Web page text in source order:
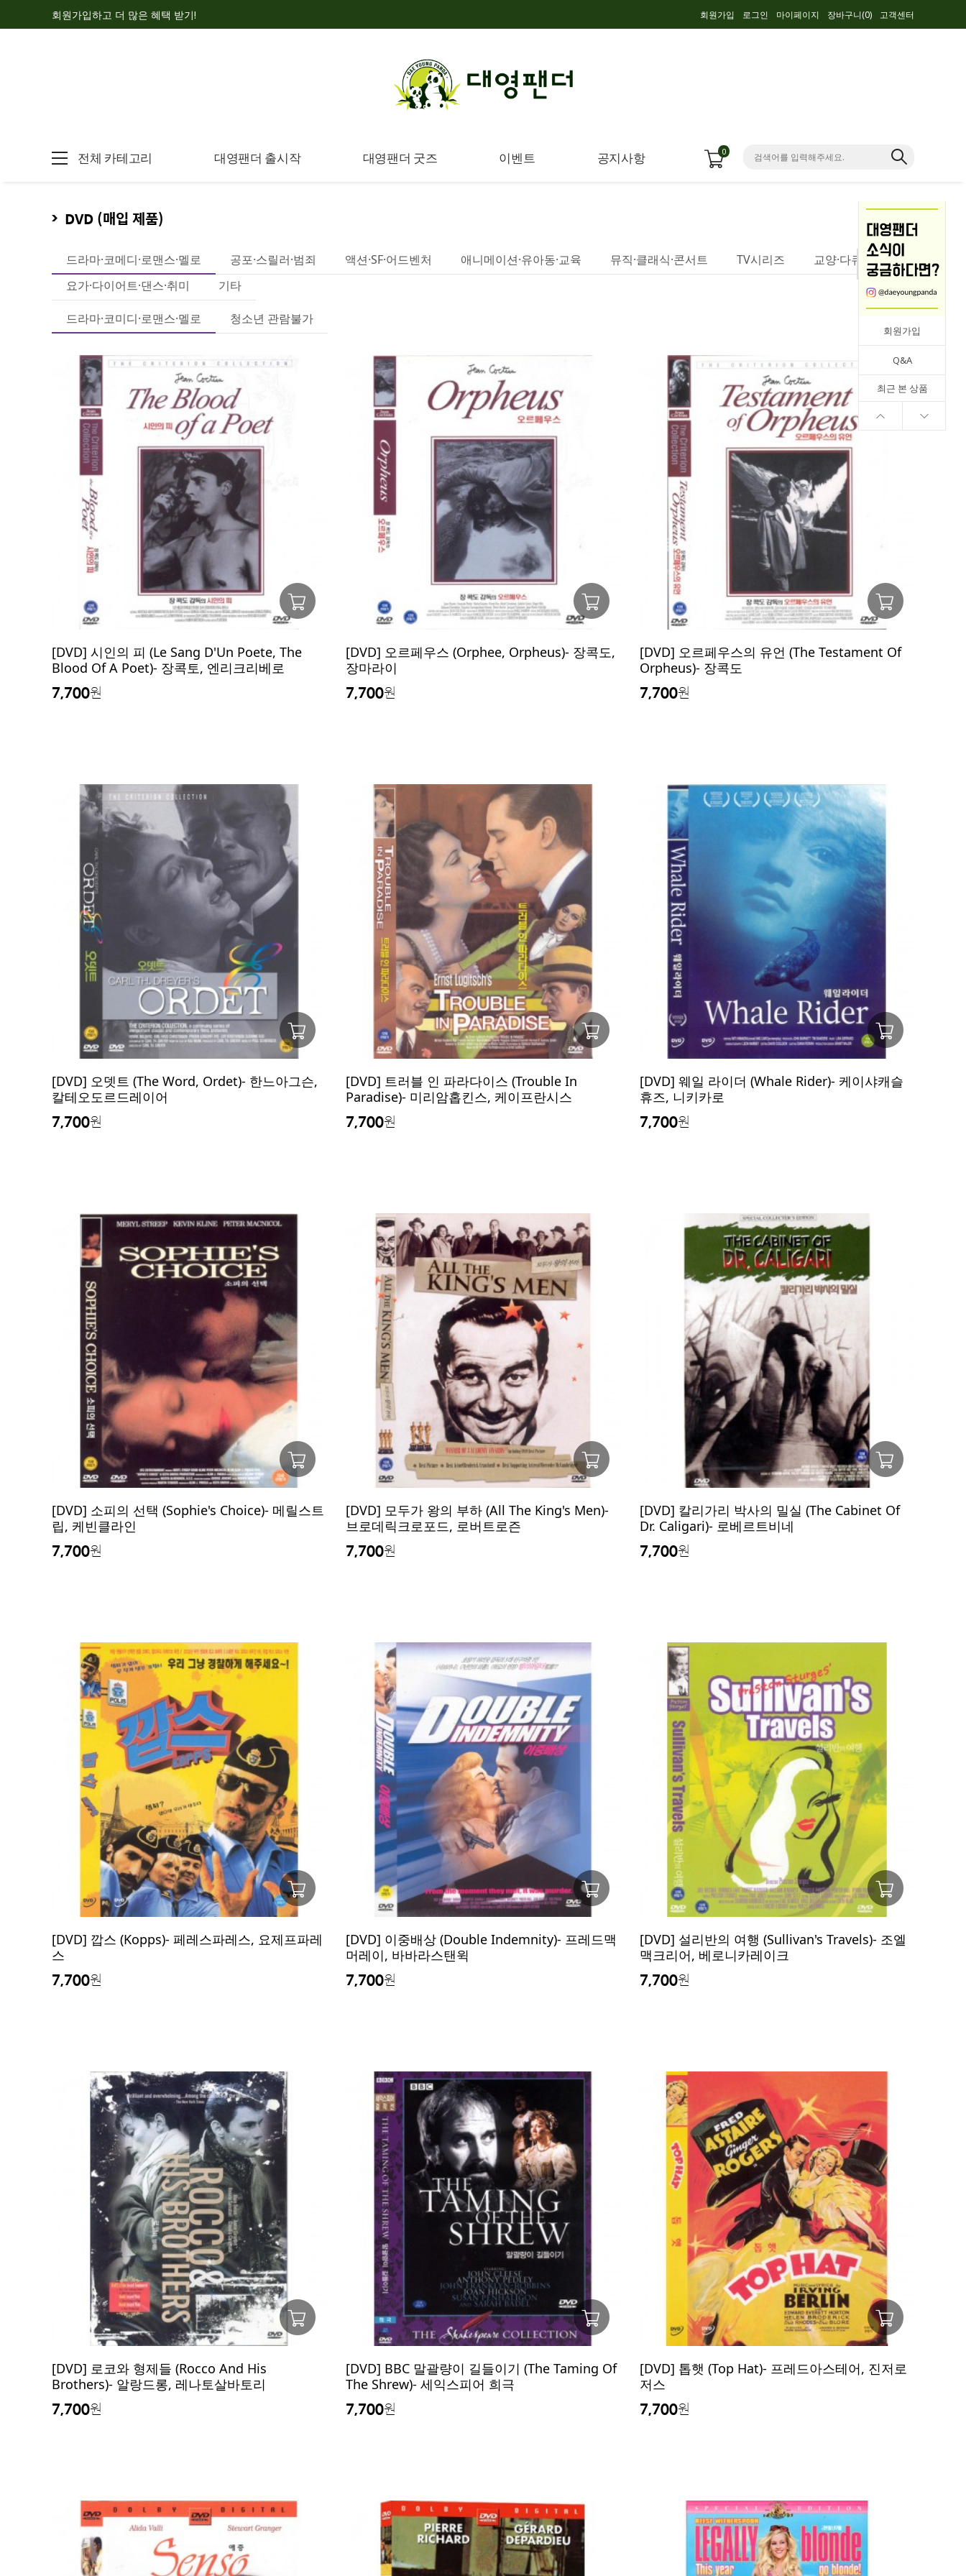
회원가입하고 더 많은 혜택 받기! 회원가입 로그인 마이페이지 장바구니(0) 고객센터
전체 카테고리 대영팬더 출시작 대영팬더 굿즈 이벤트 공지사항 0
회원가입
Q&A
최근 본 상품
DVD (매입 제품)
드라마·코메디·로맨스·멜로 공포·스릴러·범죄 액션·SF·어드벤처 애니메이션·유아동·교육 뮤직·클래식·콘서트 TV시리즈
교양·다큐멘터리
요가·다이어트·댄스·취미
기타
드라마·코미디·로맨스·멜로 청소년 관람불가
[DVD] 시인의 피 (Le Sang D'Un Poete, The
Blood Of A Poet)- 장콕토, 엔리크리베로
7,700원
[DVD] 오르페우스 (Orphee, Orpheus)- 장콕도,
장마라이
7,700원
[DVD] 오르페우스의 유언 (The Testament Of
Orpheus)- 장콕도
7,700원
[DVD] 오뎃트 (The Word, Ordet)- 한느아그슨,
칼테오도르드레이어
7,700원
[DVD] 트러블 인 파라다이스 (Trouble In
Paradise)- 미리암홉킨스, 케이프란시스
7,700원
[DVD] 웨일 라이더 (Whale Rider)- 케이샤캐슬
휴즈, 니키카로
7,700원
[DVD] 소피의 선택 (Sophie's Choice)- 메릴스트
립, 케빈클라인
7,700원
[DVD] 모두가 왕의 부하 (All The King's Men)-
브로데릭크로포드, 로버트로즌
7,700원
[DVD] 칼리가리 박사의 밀실 (The Cabinet Of
Dr. Caligari)- 로베르트비네
7,700원
[DVD] 깝스 (Kopps)- 페레스파레스, 요제프파레
스
7,700원
[DVD] 이중배상 (Double Indemnity)- 프레드맥
머레이, 바바라스탠윅
7,700원
[DVD] 설리반의 여행 (Sullivan's Travels)- 조엘
맥크리어, 베로니카레이크
7,700원
[DVD] 로코와 형제들 (Rocco And His
Brothers)- 알랑드롱, 레나토살바토리
7,700원
[DVD] BBC 말괄량이 길들이기 (The Taming Of
The Shrew)- 세익스피어 희극
7,700원
[DVD] 톱햇 (Top Hat)- 프레드아스테어, 진저로
저스
7,700원